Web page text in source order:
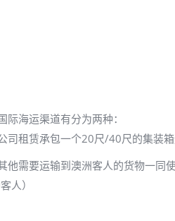
海运渠道有分为两种：
租赁承包一个20尺/40尺的集装
需要运输到澳洲客人的货物一
人）